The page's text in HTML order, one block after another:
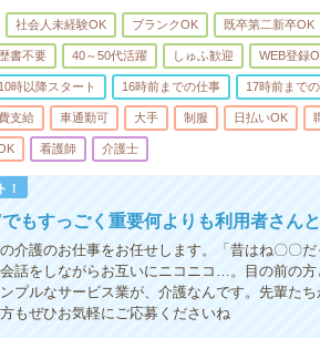
社会人未経験OK ブランクOK 既卒第二新卒OK
書不要 40～50代活躍 しゅふ歓迎 WEB登録
時以降スタート 16時前までの仕事 17時前まで
支給 車通勤可 大手 制服 日払いOK
看護師 介護士
！
もすっごく重要何よりも利用者さん
介護のお仕事をお任せします。「昔はね〇〇
話をしながらお互いにニコニコ…。目の前の
プルなサービス業が、介護なんです。先輩た
もぜひお気軽にご応募くださいね